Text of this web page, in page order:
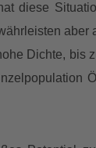
diese
Dichte, bis